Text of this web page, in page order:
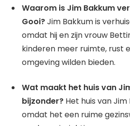
Waarom is Jim Bakkum
Gooi?Jim Bakkum is
omdat hij en zijn vrouw
kinderen meer ruimte, rust
omgeving wilden bieden.
Wat maakt het huis van
bijzonder? Het huis van
omdat het een ruime